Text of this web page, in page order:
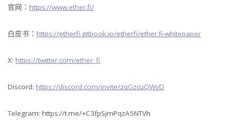
官网： https://www.ether.fi/
白皮书： https://etherfi.gitbook.io/etherfi/ether.fi-whitepaper
X: https://twitter.com/ether_fi
Discord: https://discord.com/invite/zqGzcuQWvD
Telegram: https://t.me/+C3fpSjmPqzA5NTVh